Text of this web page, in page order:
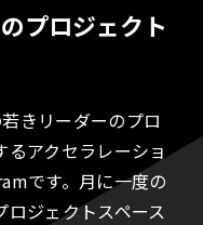
プロジェクト
きリーダーのプロ
るアクセラレーショ
です。月に一度の
ジェクトスペース